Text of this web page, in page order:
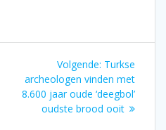
Volgende: Volgend
bericht:
Turkse
archeologen vinden met
8.600 jaar oude ‘deegbol’
oudste brood ooit